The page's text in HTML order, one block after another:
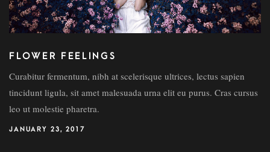
FLOWER FEELINGS
Curabitur fermentum, nibh at scelerisque ultrices, lectus sapien
tincidunt ligula, sit amet malesuada urna elit eu purus. Cras cursus
leo ut molestie pharetra.
JANUARY 23, 2017